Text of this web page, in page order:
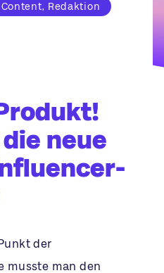
Redaktion
neue
der
musste man den